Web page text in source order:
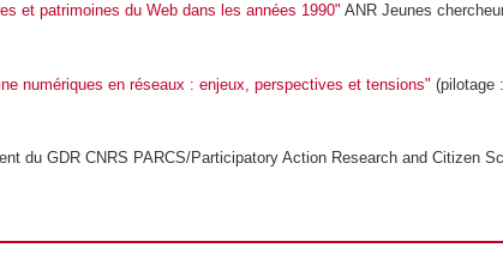
et patrimoines du Web dans les années 1990" ANR Jeunes
numériques en réseaux : enjeux, perspectives et tensions" (pilotage
du GDR CNRS PARCS/Participatory Action Research and Citizen